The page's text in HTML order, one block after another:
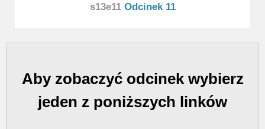
s13e11Odcinek 11
Aby zobaczyć odcinek wybierz
jeden z poniższych linków